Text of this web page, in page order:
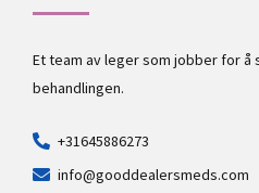
Et team av leger som jobber for å
behandlingen.
+31645886273
info@gooddealersmeds.com